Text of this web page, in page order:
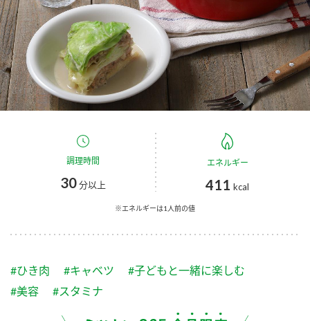
みりん風・料理酒 鍋用調味料
つゆ たれ
スープ
ブランド・スペシャルサイト トップ
商品ブランドサイト
Fibee（ファイビー）
くらしプラ酢
カンタン酢
かおりの蔵
納豆のサイト
PIN印
三ツ判山吹
企業情報
国内事業概要
ミツカングループについて
企業理念
ミツカンを知る
環境への取り組み
ZENB initiative
お客様相談センター
お客様の声をいかしました
調理時間
30分以上
エネルギー
411 kcal
※エネルギーは1人前の値
#ひき肉 #キャベツ
#子どもと一緒に楽しむ
#美容
#スタミナ